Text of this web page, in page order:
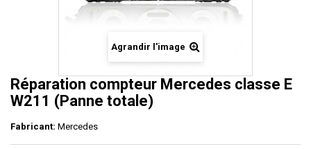
Agrandir l'image
Réparation compteur Mercedes classe E
W211 (Panne totale)
Fabricant: Mercedes